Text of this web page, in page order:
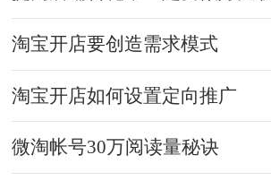
淘宝开店要创造需求模式
淘宝开店如何设置定向推广
微淘帐号30万阅读量秘诀